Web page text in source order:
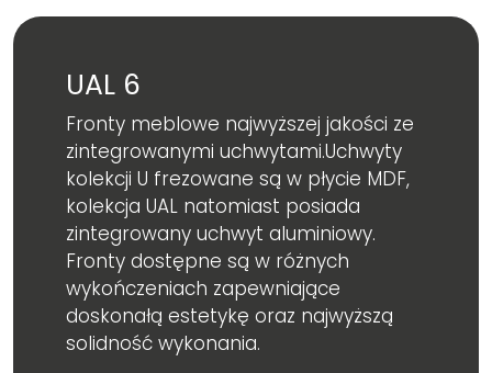
UAL 6
Fronty meblowe najwyższej jakości ze
zintegrowanymi uchwytami.Uchwyty
kolekcji U frezowane są w płycie MDF,
kolekcja UAL natomiast posiada
zintegrowany uchwyt aluminiowy.
Fronty dostępne są w różnych
wykończeniach zapewniające
doskonałą estetykę oraz najwyższą
solidność wykonania.